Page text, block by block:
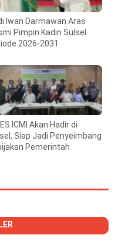
Iwan Darmawan Aras
Pimpin Kadin Sulsel
2026-2031
ICMI Akan Hadir di
Siap Jadi Penyeimbang
Pemerintah